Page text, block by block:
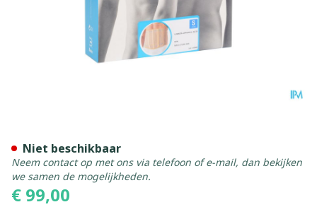
€ 99,00
Niet beschikbaar
Neem contact op met ons via telefoon of e-mail, dan bekijken
we samen de mogelijkheden.